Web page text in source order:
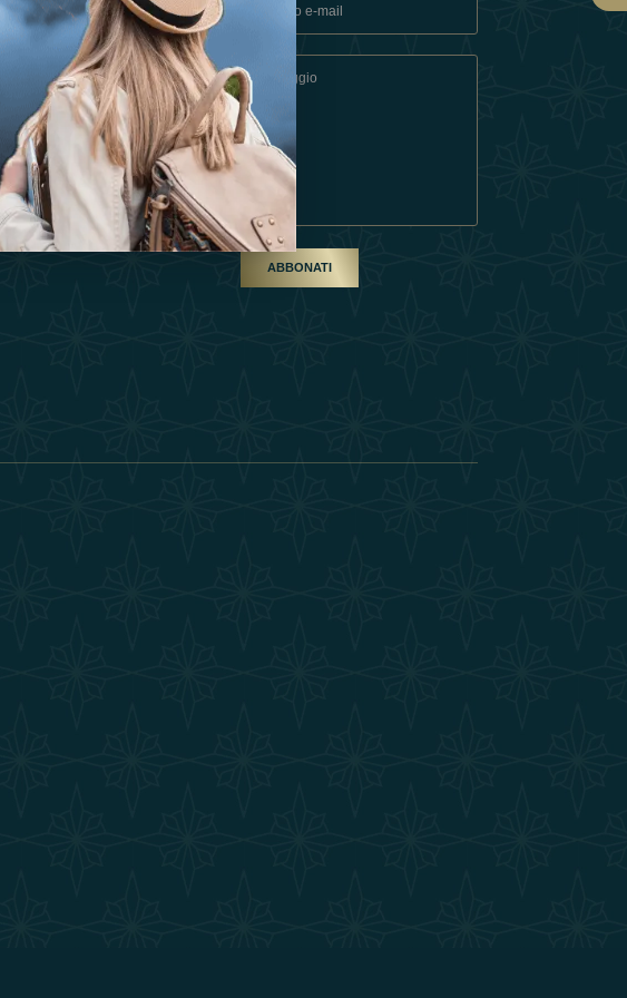
Termini E Condizioni
Diventa Un Partner
Our Team
ABBONATI